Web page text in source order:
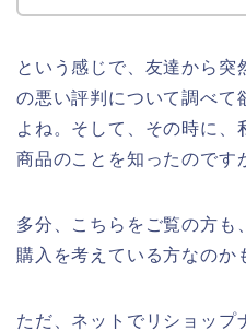
という感じで、友達から突
の悪い評判について調べて
よね。そして、その時に、
商品のことを知ったのです
多分、こちらをご覧の方も
購入を考えている方なのか
ただ、ネットでリショップ